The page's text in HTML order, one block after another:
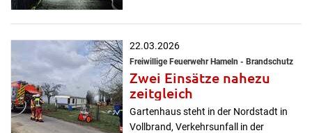
22.03.2026
Freiwillige Feuerwehr Hameln - Brandschutz
Zwei Einsätze nahezu
zeitgleich
Gartenhaus steht in der Nordstadt in
Vollbrand, Verkehrsunfall in der